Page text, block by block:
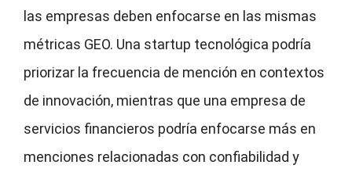
las empresas deben enfocarse en las mismas
métricas GEO. Una startup tecnológica podría
priorizar la frecuencia de mención en contextos
de innovación, mientras que una empresa de
servicios financieros podría enfocarse más en
menciones relacionadas con confiabilidad y